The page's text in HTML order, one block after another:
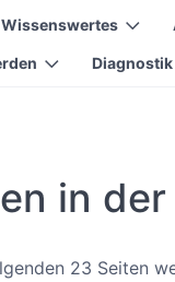
Wissenswertes
Diagnostik
in
23 Seiten